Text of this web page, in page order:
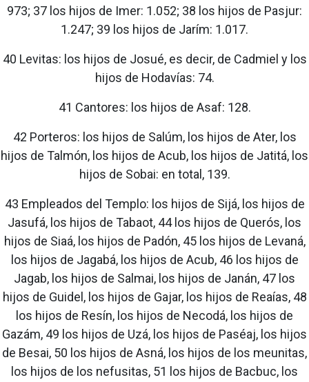
973; 37 los hijos de Imer: 1.052; 38 los hijos de Pasjur:
1.247; 39 los hijos de Jarím: 1.017.
40 Levitas: los hijos de Josué, es decir, de Cadmiel y los
hijos de Hodavías: 74.
41 Cantores: los hijos de Asaf: 128.
42 Porteros: los hijos de Salúm, los hijos de Ater, los
hijos de Talmón, los hijos de Acub, los hijos de Jatitá, los
hijos de Sobai: en total, 139.
43 Empleados del Templo: los hijos de Sijá, los hijos de
Jasufá, los hijos de Tabaot, 44 los hijos de Querós, los
hijos de Siaá, los hijos de Padón, 45 los hijos de Levaná,
los hijos de Jagabá, los hijos de Acub, 46 los hijos de
Jagab, los hijos de Salmai, los hijos de Janán, 47 los
hijos de Guidel, los hijos de Gajar, los hijos de Reaías, 48
los hijos de Resín, los hijos de Necodá, los hijos de
Gazám, 49 los hijos de Uzá, los hijos de Paséaj, los hijos
de Besai, 50 los hijos de Asná, los hijos de los meunitas,
los hijos de los nefusitas, 51 los hijos de Bacbuc, los